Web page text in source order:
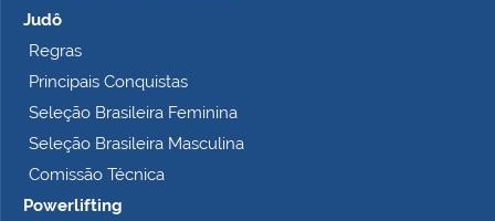
Judô
Regras
Principais Conquistas
Seleção Brasileira Feminina
Seleção Brasileira Masculina
Comissão Técnica
Powerlifting